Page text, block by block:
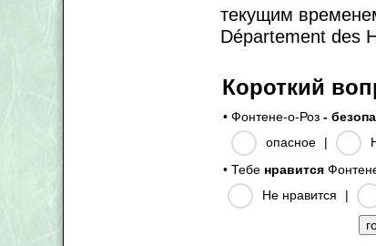
текущим
Département des
Короткий
• Фонтене-о-Роз -
опасное
|
• Тебе нравится
Не нравится
|